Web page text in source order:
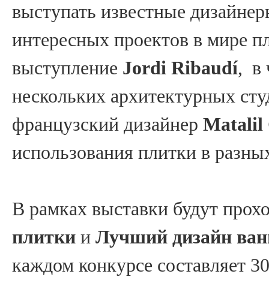
выступать известные
интересных проектов в мире
выступление Jordi Ribaudí, в
нескольких архитектурных
французский дизайнер Matalil
использования плитки в
В рамках выставки будут
плитки и Лучший дизайн
каждом конкурсе составляет